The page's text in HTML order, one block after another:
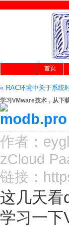
首页
« RAC环境中关于系统
学习VMware技术，从下
作者：
zCloud
链接：
这几天看
学习一下